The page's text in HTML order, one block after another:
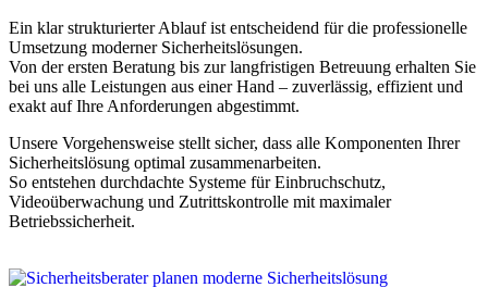
Ein klar strukturierter Ablauf ist entscheidend für die professionelle
Umsetzung moderner Sicherheitslösungen.
Von der ersten Beratung bis zur langfristigen Betreuung erhalten Sie
bei uns alle Leistungen aus einer Hand – zuverlässig, effizient und
exakt auf Ihre Anforderungen abgestimmt.
Unsere Vorgehensweise stellt sicher, dass alle Komponenten Ihrer
Sicherheitslösung optimal zusammenarbeiten.
So entstehen durchdachte Systeme für Einbruchschutz,
Videoüberwachung und Zutrittskontrolle mit maximaler
Betriebssicherheit.